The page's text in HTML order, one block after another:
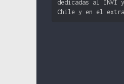
dedicadas al INVI
Chile y en el